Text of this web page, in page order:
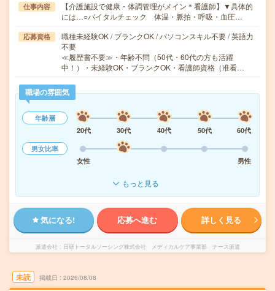
仕事内容
【介護施設で健康・体調管理がメイン＊看護師】▼具体的
には…○バイタルチェック 体温・脈拍・呼吸・血圧…
応募資格
職種未経験OK / ブランクOK / パソコンスキル不要 / 英語力
不要
≪履歴書不要≫・年齢不問（50代・60代の方も活躍
中！）・未経験OK・ブランクOK・看護師資格（准看…
職場の雰囲気
年齢層
20代
30代 40代 50代
60代
男女比率
女性
男性
もっと見る
気になる! 応募へ進む 詳しく見る
派遣会社 日研トータルソーシング株式会社 メディカルケア事業部 ナース派遣
未読 掲載日 2026/08/08